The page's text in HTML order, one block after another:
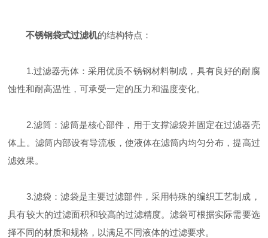
不锈钢袋式过滤机的结构特点：
1.过滤器壳体：采用优质不锈钢材料制成，具有良好的耐腐
蚀性和耐高温性，可承受一定的压力和温度变化。
2.滤筒：滤筒是核心部件，用于支撑滤袋并固定在过滤器壳
体上。滤筒内部设有导流板，使液体在滤筒内均匀分布，提高过
滤效果。
3.滤袋：滤袋是主要过滤部件，采用特殊的编织工艺制成，
具有较大的过滤面积和较高的过滤精度。滤袋可根据实际需要选
择不同的材质和规格，以满足不同液体的过滤要求。